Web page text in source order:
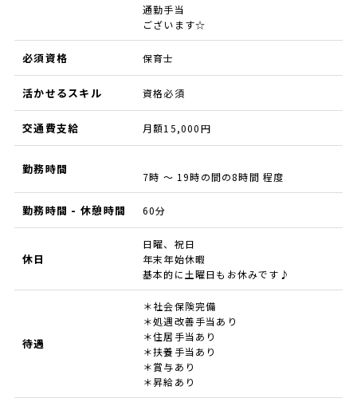
通勤手当
ございます☆
必須資格 保育士
活かせるスキル 資格必須
交通費支給 月額15,000円
勤務時間
7時 ～ 19時の間の8時間 程度
勤務時間 - 休憩時間 60分
休日
日曜、祝日
年末年始休暇
基本的に土曜日もお休みです♪
待遇
＊社会保険完備
＊処遇改善手当あり
＊住居手当あり
＊扶養手当あり
＊賞与あり
＊昇給あり